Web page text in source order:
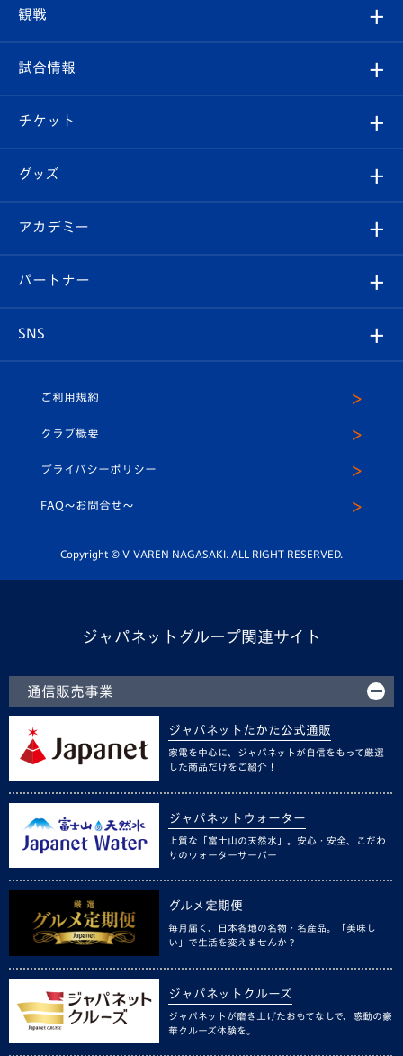
クラブ
試合情報
チケット
イベント
メディア
ホームタウン
クラブ概要
エンブレム紹介
スタッフプロフィール
マスコット紹介
平和祈念活動
ホームタウン活動
観戦
観戦ルール
はじめての観戦ガイド
Revive Team
ヴィヴィくんの長崎おもてなしガイド
試合情報
試合日程/結果
フォトギャラリー
スタジアムグルメ
チケット
チケット
V-LOVERS（ファンクラブ）
プレイヤーズスイート
グッズ
オンラインショップ
店舗情報
アカデミー
育成からのお知らせ
U-18
スクール
パートナー
SNS
ヴィヴィくんインスタグラム
公式LINE＠
ご利用規約
クラブ概要
プライバシーポリシー
FAQ〜お問合せ〜
Copyright © V-VAREN NAGASAKI. ALL RIGHT RESERVED.
ジャパネットグループ関連サイト
通信販売事業
ジャパネットたかた公式通販
家電を中心に、ジャパネットが自信をもって厳選
した商品だけをご紹介！
ジャパネットウォーター
上質な「富士山の天然水」。安心・安全、こだわ
りのウォーターサーバー
グルメ定期便
毎月届く、日本各地の名物・名産品。「美味し
い」で生活を変えませんか？
ジャパネットクルーズ
ジャパネットが磨き上げたおもてなしで、感動の豪
華クルーズ体験を。